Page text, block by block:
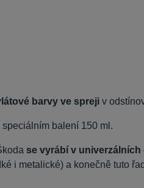
barvy ve sprejiv
speciálním balení 150 ml.
se vyrábí v
i metalické) a konečně tuto